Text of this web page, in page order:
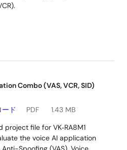
Combo (VAS, VCR, SID)
ド
PDF
1.43 MB
file for VK‑RA8M1
the voice AI application